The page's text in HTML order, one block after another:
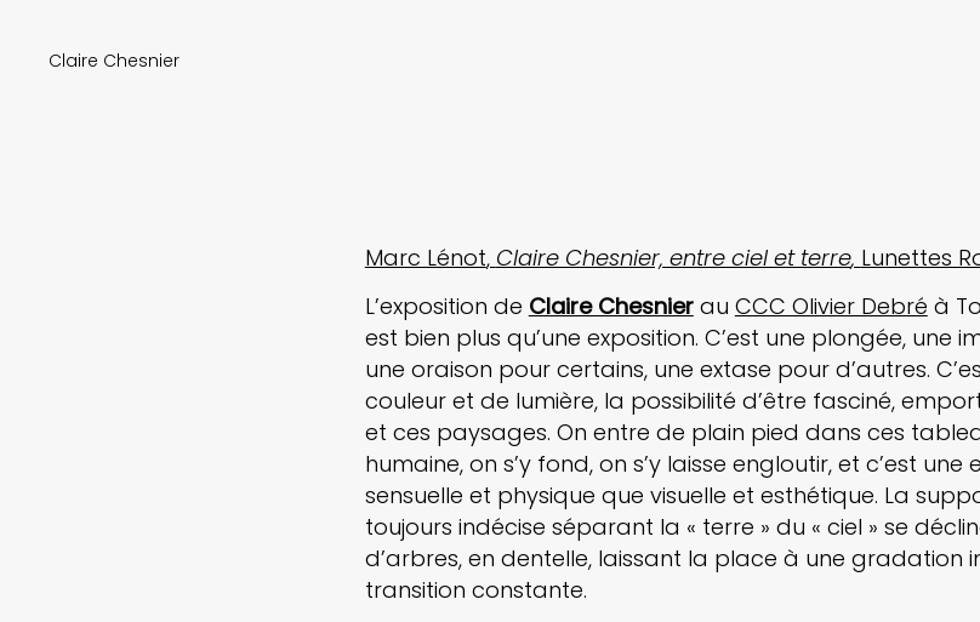
Claire Chesnier
Marc Lénot Claire Chesnier, entre ciel et terre Lunettes
L’exposition de Claire Chesnierau CCC Olivier Debré à
est bien plus qu’une exposition. C’est une plongée, une
une oraison pour certains, une extase pour d’autres.
couleur et de lumière, la possibilité d’être fasciné,
et ces paysages. On entre de plain pied dans ces
humaine, on s’y fond, on s’y laisse engloutir, et c’est
sensuelle et physique que visuelle et esthétique. La
toujours indécise séparant la « terre » du « ciel » se
d’arbres, en dentelle, laissant la place à une gradation
transition constante.